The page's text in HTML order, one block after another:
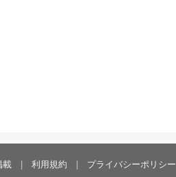
載 利用規約 プライバシーポリシー